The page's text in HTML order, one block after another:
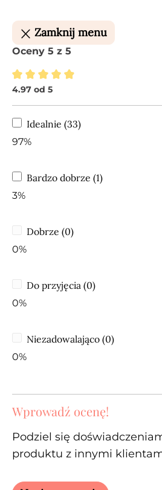
Zamknij menu
Oceny 5 z 5
Średnia ocena 4.97 z 5
4.97 od 5
Idealnie (33)
97%
Bardzo dobrze (1)
3%
Dobrze (0)
0%
Do przyjęcia (0)
0%
Niezadowalająco (0)
0%
Wprowadź ocenę!
Podziel się
produktu z innymi